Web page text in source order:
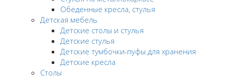
Обеденные кресла, стулья
Детская мебель
Детские столы и стулья
Детские стулья
Детские тумбочки-пуфы для хранения
Детские кресла
Столы